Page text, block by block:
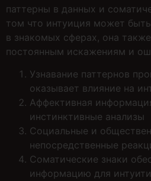
паттерны в данных и
том что интуиция может
в знакомых сферах, она
постоянным искажениям и
Узнавание паттернов
оказывает влияние на
Аффективная
инстинктивные анализы
Социальные и
непосредственные
Соматические знаки
информацию для